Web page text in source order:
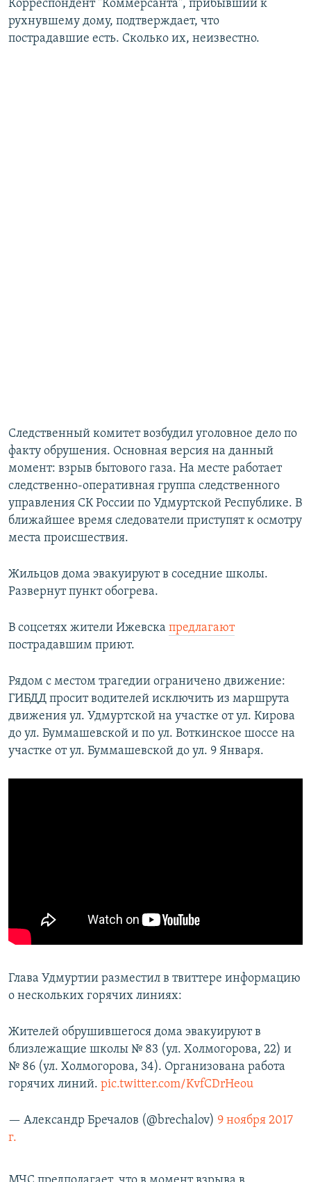
Корреспондент "Коммерсанта", прибывший к
рухнувшему дому, подтверждает, что
пострадавшие есть. Сколько их, неизвестно.
Следственный комитет возбудил уголовное дело по
факту обрушения. Основная версия на данный
момент: взрыв бытового газа. На месте работает
следственно-оперативная группа следственного
управления СК России по Удмуртской Республике. В
ближайшее время следователи приступят к осмотру
места происшествия.
Жильцов дома эвакуируют в соседние школы.
Развернут пункт обогрева.
В соцсетях жители Ижевска предлагают
пострадавшим приют.
Рядом с местом трагедии ограничено движение:
ГИБДД просит водителей исключить из маршрута
движения ул. Удмуртской на участке от ул. Кирова
до ул. Буммашевской и по ул. Воткинское шоссе на
участке от ул. Буммашевской до ул. 9 Января.
Глава Удмуртии разместил в твиттере информацию
о нескольких горячих линиях:
Жителей обрушившегося дома эвакуируют в
близлежащие школы № 83 (ул. Холмогорова, 22) и
№ 86 (ул. Холмогорова, 34). Организована работа
горячих линий. pic.twitter.com/KvfCDrHeou
— Александр Бречалов (@brechalov) 9 ноября 2017
г.